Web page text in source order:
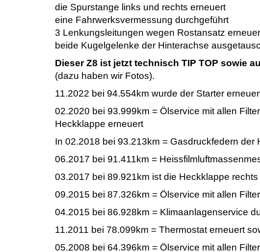
die Spurstange links und rechts erneuert
eine Fahrwerksvermessung durchgeführt
3 Lenkungsleitungen wegen Rostansatz
beide Kugelgelenke der Hinterachse
Dieser Z8 ist jetzt technisch TIP TOP sowie
(dazu haben wir Fotos).
11.2022 bei 94.554km wurde der Starter
02.2020 bei 93.999km = Ölservice mit allen
Heckklappe erneuert
In 02.2018 bei 93.213km = Gasdruckfedern der
06.2017 bei 91.411km =
03.2017 bei 89.921km ist die Heckklappe
09.2015 bei 87.326km = Ölservice mit allen
04.2015 bei 86.928km = Klimaanlagenservice
11.2011 bei 78.099km = Thermostat erneuert
05.2008 bei 64.396km = Ölservice mit allen